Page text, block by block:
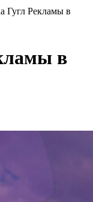
Гугл Рекламы в
в